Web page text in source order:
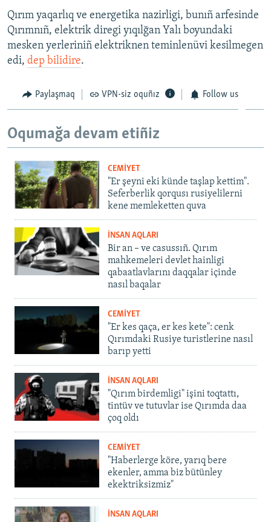
Qırım yaqarlıq ve energetika nazirligi, bunıñ arfesinde
Qırımnıñ, elektrik diregi yıqılğan Yalı boyundaki
mesken yerleriniñ elektriknen teminlenüvi kesilmegen
edi, dep bilidire.
Paylaşmaq VPN-siz oquñız Follow us
Oqumağa devam etiñiz
CEMİYET
"Er şeyni eki künde taşlap kettim".
Seferberlik qorqusı rusiyelilerni
kene memleketten quva
İNSAN AQLARI
Bir an – ve casussıñ. Qırım
mahkemeleri devlet hainligi
qabaatlavlarını daqqalar içinde
nasıl baqalar
CEMİYET
"Er kes qaça, er kes kete": cenk
Qırımdaki Rusiye turistlerine nasıl
barıp yetti
İNSAN AQLARI
"Qırım birdemligi" işini toqtattı,
tintüv ve tutuvlar ise Qırımda daa
çoq oldı
CEMİYET
"Haberlerge köre, yarıq bere
ekenler, amma biz bütünley
ekektriksizmiz"
İNSAN AQLARI